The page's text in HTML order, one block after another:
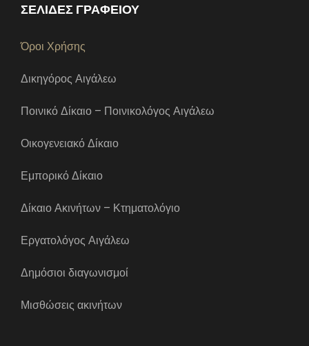
ΣΕΛΙΔΕΣ ΓΡΑΦΕΙΟΥ
Όροι Χρήσης
Δικηγόρος Αιγάλεω
Ποινικό Δίκαιο – Ποινικολόγος Αιγάλεω
Οικογενειακό Δίκαιο
Εμπορικό Δίκαιο
Δίκαιο Ακινήτων – Κτηματολόγιο
Εργατολόγος Αιγάλεω
Δημόσιοι διαγωνισμοί
Μισθώσεις ακινήτων